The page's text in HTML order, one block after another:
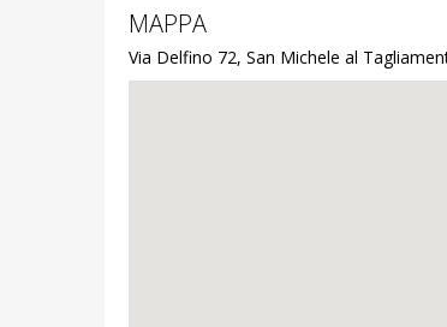
MAPPA
Via Delfino 72, San Michele al